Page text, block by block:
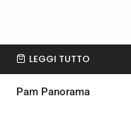
LEGGI TUTTO
Pam Panorama